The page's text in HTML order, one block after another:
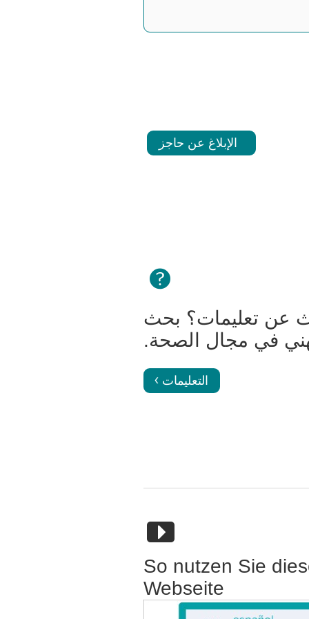
الإبلاغ عن حاجز
عن تعليمات؟ بحث
في مجال الصحة.
التعليمات
So nutzen Sie
Webseite